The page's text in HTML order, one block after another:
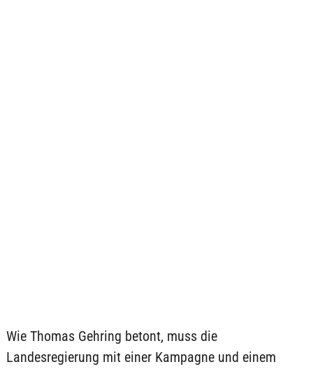
Wie Thomas Gehring betont, muss die
Landesregierung mit einer Kampagne und einem